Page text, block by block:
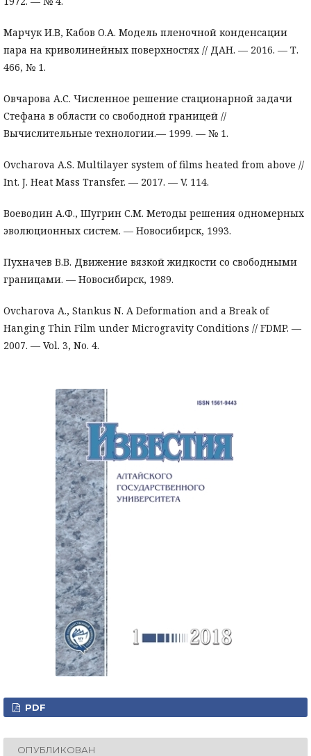
Марчук И.В, Кабов О.А. Модель пленочной конденсации
пара на криволинейных поверхностях // ДАН. — 2016. — Т.
466, № 1.
Овчарова А.С. Численное решение стационарной задачи
Стефана в области со свободной границей //
Вычислительные технологии.— 1999. — № 1.
Ovcharova A.S. Multilayer system of films heated from above //
Int. J. Heat Mass Transfer. — 2017. — V. 114.
Воеводин А.Ф., Шугрин С.М. Методы решения одномерных
эволюционных систем. — Новосибирск, 1993.
Пухначев В.В. Движение вязкой жидкости со свободными
границами. — Новосибирск, 1989.
Ovcharova A., Stankus N. A Deformation and a Break of
Hanging Thin Film under Microgravity Conditions // FDMP. —
2007. — Vol. 3, No. 4.
PDF
ОПУБЛИКОВАН